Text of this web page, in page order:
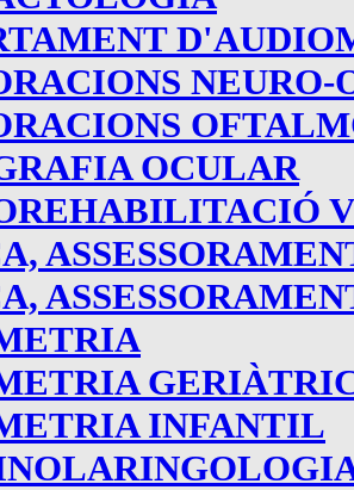
OCULAR
INFANTIL